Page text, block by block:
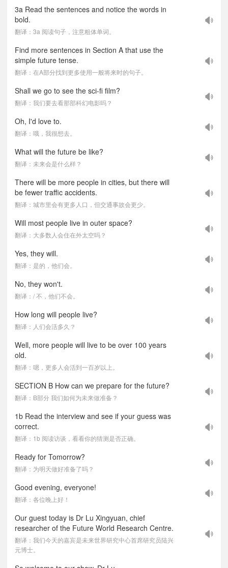
3a Read the sentences and notice the words in
bold.
翻译：3a 阅读句子，注意粗体单词。
Find more sentences in Section A that use the
simple future tense.
翻译：在A部分找到更多使用一般将来时的句子。
Shall we go to see the sci-fi film?
翻译：我们要去看那部科幻电影吗？
Oh, I'd love to.
翻译：哦，我很想去。
What will the future be like?
翻译：未来会是什么样？
There will be more people in cities, but there will
be fewer traffic accidents.
翻译：城市里会有更多人口，但交通事故会更少。
Will most people live in outer space?
翻译：大多数人会住在外太空吗？
Yes, they will.
翻译：是的，他们会。
No, they won't.
翻译：/ 不，他们不会。
How long will people live?
翻译：人们会活多久？
Well, more people will live to be over 100 years
old.
翻译：嗯，更多人会活到一百岁以上。
SECTION B How can we prepare for the future?
翻译：B部分 我们如何为未来做准备？
1b Read the interview and see if your guess was
correct.
翻译：1b 阅读访谈，看看你的猜测是否正确。
Ready for Tomorrow?
翻译：为明天做好准备了吗？
Good evening, everyone!
翻译：各位晚上好！
Our guest today is Dr Lu Xingyuan, chief
researcher of the Future World Research Centre.
翻译：我们今天的嘉宾是未来世界研究中心首席研究员陆兴
元博士。